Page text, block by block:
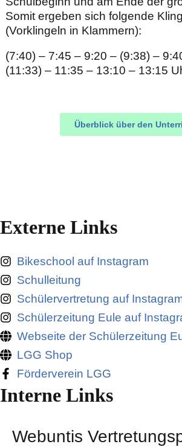
Somit ergeben sich folgende
(Vorklingeln in Klammern):
(7:40) – 7:45 – 9:20 – (9:38) –
(11:33) – 11:35 – 13:10 – 13:15
Überblick über den
Interne Links
Webuntis
Externe Links
Bikeschool auf Instagram
Schulleitung
Schülervertretung auf
Schülerzeitung Eule auf
Webseite der Schülerzeitung
LGG Shop
Förderverein LGG